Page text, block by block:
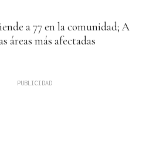
a 77 en la comunidad; A
áreas más afectadas